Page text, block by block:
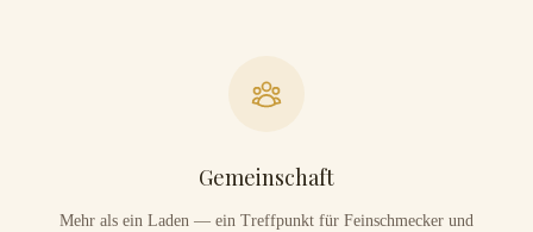
Gemeinschaft
Mehr als ein Laden — ein Treffpunkt für Feinschmecker und